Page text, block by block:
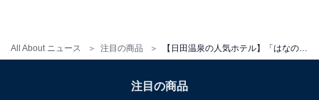
All About ニュース 注目の商品
注目の商品